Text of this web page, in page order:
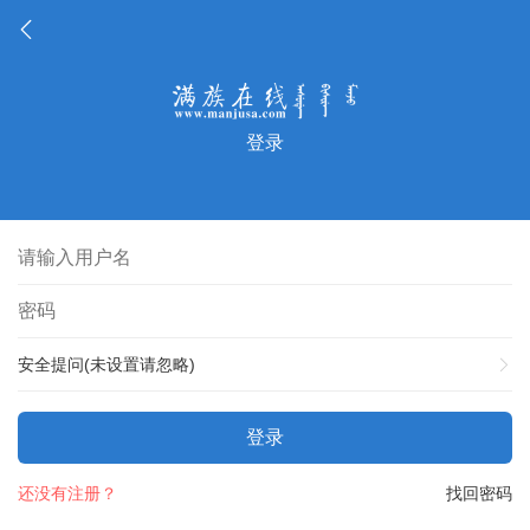
登录
安全提问(未设置请忽略)
登录
找回密码
还没有注册？